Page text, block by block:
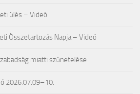
ülés – Videó
Összetartozás Napja – Videó
miatti szünetelése
2026.07.09–10.